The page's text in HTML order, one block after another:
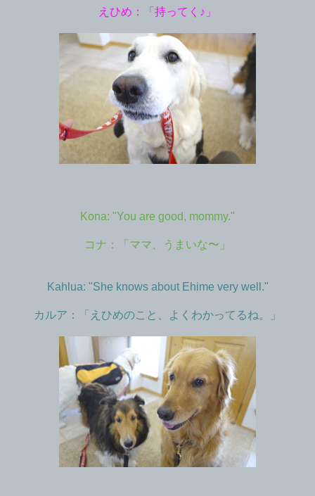
えひめ：「持ってく♪」
Kona: "You are good, mommy."
コナ：「ママ、うまいな〜」
Kahlua: "She knows about Ehime very well."
カルア：「えひめのこと、よくわかってるね。」